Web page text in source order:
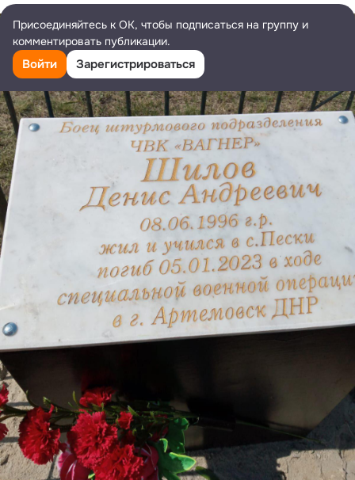
Присоединяйтесь к ОК, чтобы подписаться на группу и
комментировать публикации.
Войти Зарегистрироваться